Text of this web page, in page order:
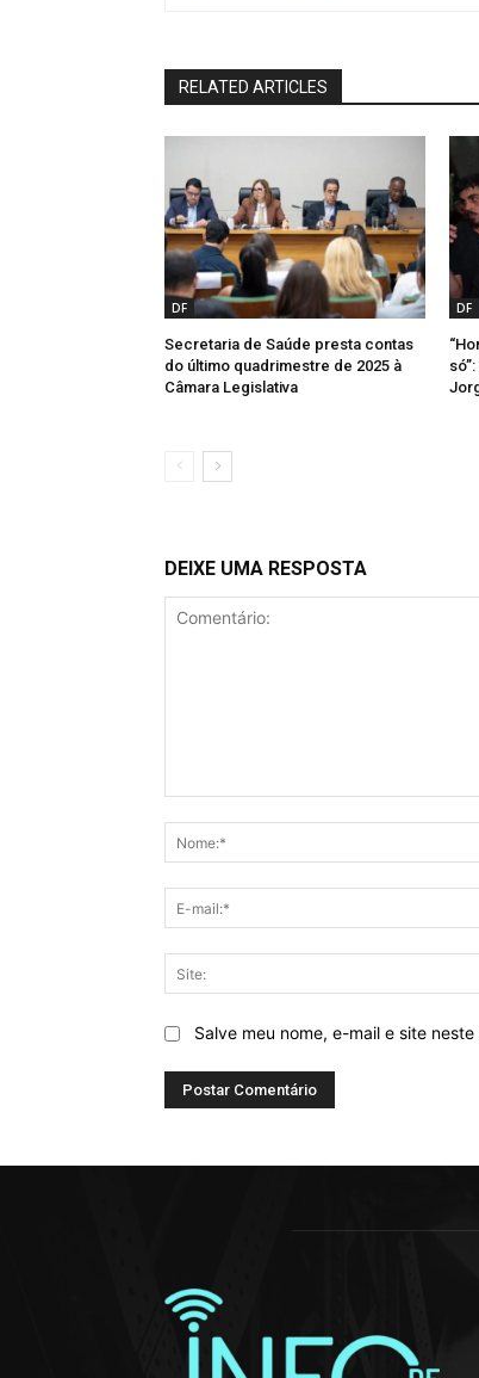
RELATED ARTICLES
DF
Secretaria de Saúde presta contas
do último quadrimestre de 2025 à
Câmara Legislativa
DF
DEIXE UMA RESPOSTA
Salve meu nome, e-mail e site